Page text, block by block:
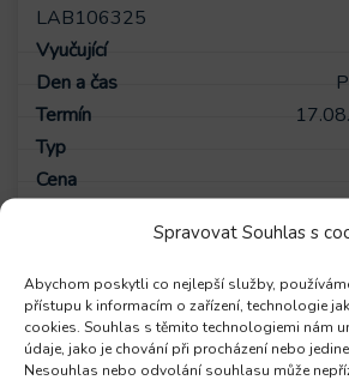
Spravovat Souhlas s
Abychom poskytli co nejlepší služby,
přístupu k informacím o zařízení, technologie
cookies. Souhlas s těmito technologiemi nám
údaje, jako je chování při procházení nebo
Nesouhlas nebo odvolání souhlasu může
LAB106325